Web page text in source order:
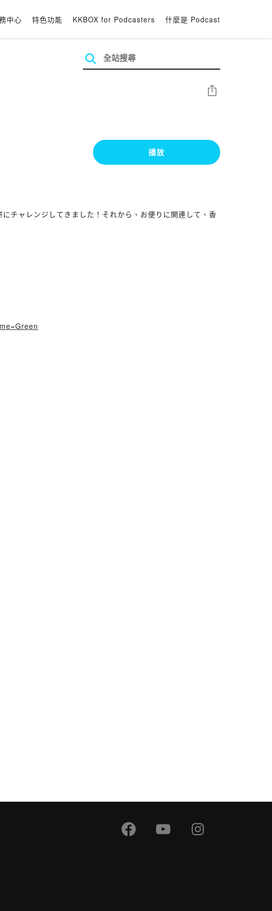
中心 特色功能 KKBOX for Podcasters 什麼是 Podcast
分享
播放
チャレンジしてきました！それから、お便りに関連して、香